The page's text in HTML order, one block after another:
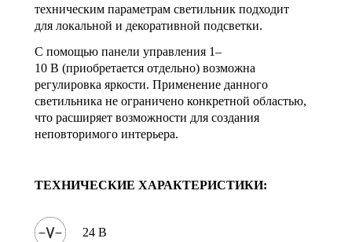
техническим параметрам светильник подходит
для локальной и декоративной подсветки.
С помощью панели управления 1–
10 В (приобретается отдельно) возможна
регулировка яркости. Применение данного
светильника не ограничено конкретной областью,
что расширяет возможности для создания
неповторимого интерьера.
ТЕХНИЧЕСКИЕ ХАРАКТЕРИСТИКИ:
24 В